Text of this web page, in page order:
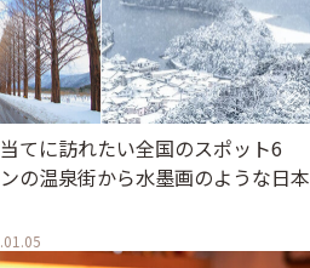
てに訪れたい全国のスポット6
の温泉街から水墨画のような日本